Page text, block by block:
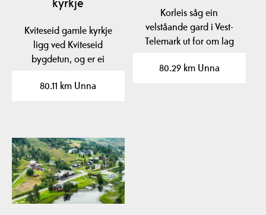
Kviteseid gamle kyrkje
ligg ved Kviteseid
bygdetun, og er ei
80.11 km Unna
Korleis såg ein
velståande gard i Vest-
Telemark ut for om lag
av…
80.29 km Unna